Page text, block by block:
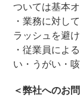
ついては基本
・業務に対し
ラッシュを避
・従業員によ
い・うがい・
＜弊社へのお